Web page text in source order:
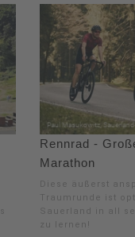
Rennrad -
Marathon
Diese äußerst
Traumrunde ist
Sauerland in all
zu lernen!